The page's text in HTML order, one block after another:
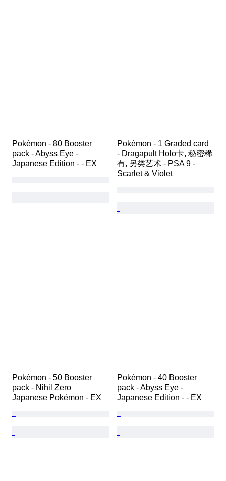
Pokémon - 80 Booster
pack - Abyss Eye -
Japanese Edition - - EX
Pokémon - 1 Graded card
- Dragapult Holo卡, 秘密稀
有, 另类艺术 - PSA 9 -
Scarlet & Violet
Pokémon - 50 Booster
pack - Nihil Zero
Japanese Pokémon - EX
Pokémon - 40 Booster
pack - Abyss Eye -
Japanese Edition - - EX